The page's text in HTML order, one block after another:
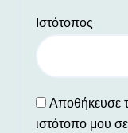
Ιστότοπος
Αποθήκευσε
ιστότοπο μου